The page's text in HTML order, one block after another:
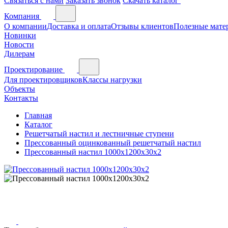
Компания
О компанииДоставка и оплатаОтзывы клиентовПолезные
Новинки
Новости
Дилерам
Проектирование
Для проектировщиковКлассы нагрузки
Объекты
Контакты
Главная
Каталог
Решетчатый настил и лестничные ступени
Прессованный оцинкованный решетчатый настил
Прессованный настил 1000х1200х30х2